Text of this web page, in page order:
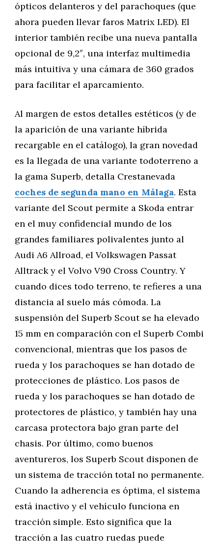
ópticos delanteros y del parachoques (que
ahora pueden llevar faros Matrix LED). El
interior también recibe una nueva pantalla
opcional de 9,2″, una interfaz multimedia
más intuitiva y una cámara de 360 grados
para facilitar el aparcamiento.
Al margen de estos detalles estéticos (y de
la aparición de una variante híbrida
recargable en el catálogo), la gran novedad
es la llegada de una variante todoterreno a
la gama Superb, detalla Crestanevada
coches de segunda mano en Málaga. Esta
variante del Scout permite a Skoda entrar
en el muy confidencial mundo de los
grandes familiares polivalentes junto al
Audi A6 Allroad, el Volkswagen Passat
Alltrack y el Volvo V90 Cross Country. Y
cuando dices todo terreno, te refieres a una
distancia al suelo más cómoda. La
suspensión del Superb Scout se ha elevado
15 mm en comparación con el Superb Combi
convencional, mientras que los pasos de
rueda y los parachoques se han dotado de
protecciones de plástico. Los pasos de
rueda y los parachoques se han dotado de
protectores de plástico, y también hay una
carcasa protectora bajo gran parte del
chasis. Por último, como buenos
aventureros, los Superb Scout disponen de
un sistema de tracción total no permanente.
Cuando la adherencia es óptima, el sistema
está inactivo y el vehículo funciona en
tracción simple. Esto significa que la
tracción a las cuatro ruedas puede